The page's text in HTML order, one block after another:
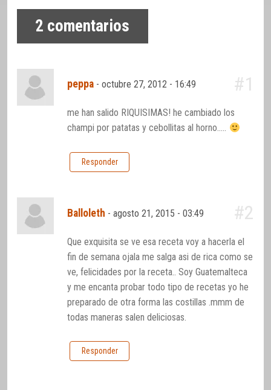
2 comentarios
peppa -octubre 27, 2012 - 16:49 #1
me han salido RIQUISIMAS! he cambiado los
champi por patatas y cebollitas al horno…..
Responder
Balloleth -agosto 21, 2015 - 03:49 #2
Que exquisita se ve esa receta voy a hacerla el
fin de semana ojala me salga asi de rica como se
ve, felicidades por la receta.. Soy Guatemalteca
y me encanta probar todo tipo de recetas yo he
preparado de otra forma las costillas .mmm de
todas maneras salen deliciosas.
Responder